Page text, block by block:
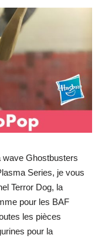
wave Ghostbusters
Series, je vous
Terror Dog, la
pour les BAF
les pièces
pour la